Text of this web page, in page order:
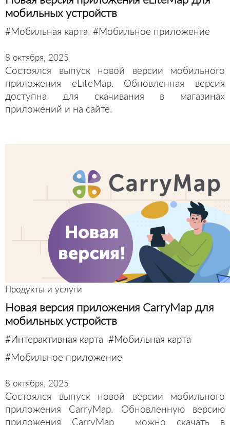
мобильных устройств
#Мобильная карта #Мобильное приложение
8 октября, 2025
Состоялся выпуск новой версии мобильного
приложения eLiteMap. Обновленная версия
доступна для скачивания в магазинах
приложений и на сайте.
Продукты и услуги
Новая версия приложения CarryMap для
мобильных устройств
#Интерактивная карта #Мобильная карта
#Мобильное приложение
8 октября, 2025
Состоялся выпуск новой версии мобильного
приложения CarryMap. Обновленную версию
приложения CarryMap можно скачать в